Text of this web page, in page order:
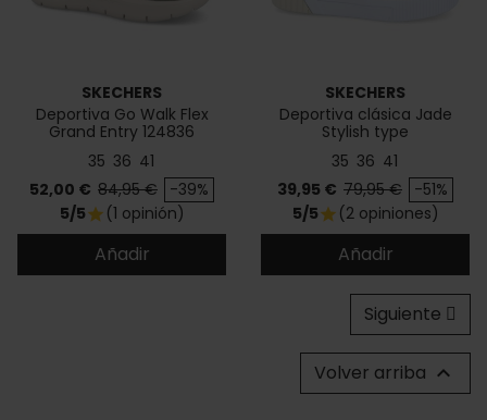
SKECHERS
Deportiva Go Walk Flex
Grand Entry 124836
35 36 41
Precio
52,00 € Precio base
84,95 € -39%
5/5star (1 opinión)
Añadir
SKECHERS
Deportiva clásica Jade
Stylish type
35 36 41
Precio
39,95 € Precio base
79,95 € -51%
5/5star (2 opiniones)
Añadir
Siguiente
Volver arriba 